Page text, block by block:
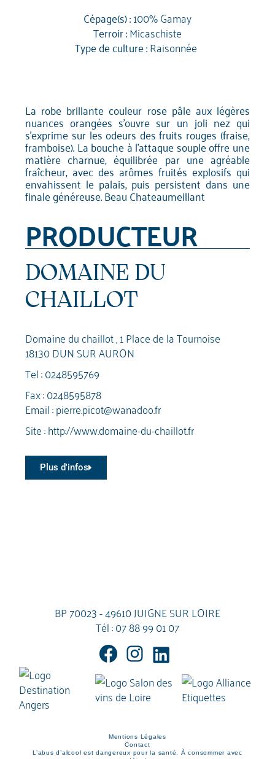
Cépage(s) :100% Gamay
Terroir :Micaschiste
Type de culture :Raisonnée
La robe brillante couleur rose pâle aux légères
nuances orangées s'ouvre sur un joli nez qui
s'exprime sur les odeurs des fruits rouges (fraise,
framboise). La bouche à l'attaque souple offre une
matière charnue, équilibrée par une agréable
fraîcheur, avec des arômes fruités explosifs qui
envahissent le palais, puis persistent dans une
finale généreuse. Beau Chateaumeillant
PRODUCTEUR
DOMAINE DU
CHAILLOT
Domaine du chaillot , 1 Place de la Tournoise
18130 DUN SUR AURON
Tel :0248595769
Fax : 0248595878
Email :pierre.picot@wanadoo.fr
Site :http://www.domaine-du-chaillot.fr
Plus d'infos
BP 70023 - 49610 JUIGNE SUR LOIRE
Tél :07 88 99 01 07
Mentions Légales
Contact
L’abus d’alcool est dangereux pour la santé. À consommer avec